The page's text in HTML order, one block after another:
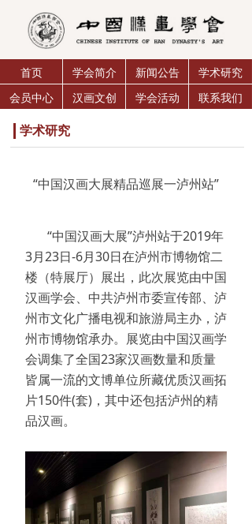
首页 学会简介 新闻公告
学术研究
会员中心
汉画文创 学会活动 联系我们
“中国汉画大展精品巡展一泸州站”
“中国汉画大展”泸州站于2019年
3月23日-6月30日在泸州市博物馆二
楼（特展厅）展出，此次展览由中国
汉画学会、中共泸州市委宣传部、泸
州市文化广播电视和旅游局主办，泸
州市博物馆承办。展览由中国汉画学
会调集了全国23家汉画数量和质量
皆属一流的文博单位所藏优质汉画拓
片150件(套)，其中还包括泸州的精
品汉画。
学术研究